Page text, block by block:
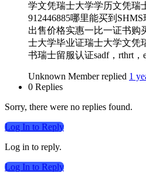
学文凭瑞士大学学历文凭瑞
912446885哪里能买到
出售价格实惠一比一证书购
士大学毕业证瑞士大学文凭
书瑞士留服认证sadf，rthrt，
Unknown Member replied 1
0 Replies
Sorry, there were no replies found.
Log In to Reply
Log in to reply.
Log In to Reply